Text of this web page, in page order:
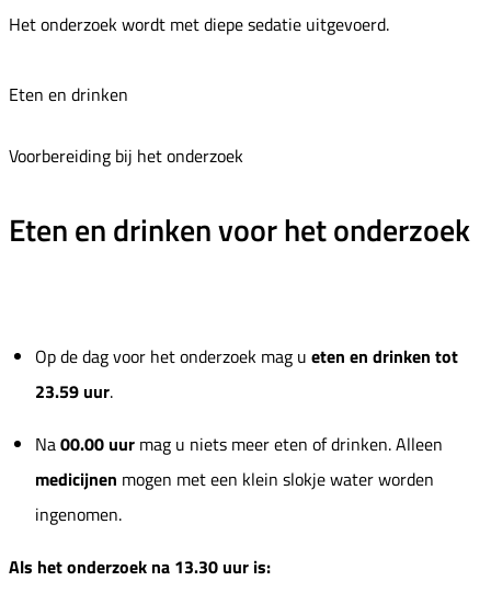
Het onderzoek wordt met diepe sedatie uitgevoerd.
Eten en drinken
Voorbereiding bij het onderzoek
Eten en drinken voor het onderzoek
Op de dag voor het onderzoek mag u eten en drinken tot
23.59 uur.
Na00.00 uur mag u niets meer eten of drinken. Alleen
medicijnen mogen met een klein slokje water worden
ingenomen.
Als het onderzoek na 13.30 uur is: